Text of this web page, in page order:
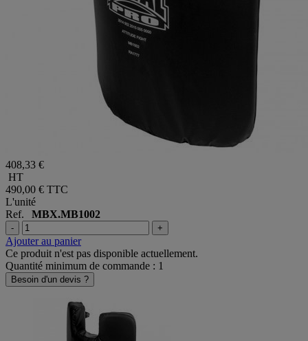
408,33 €
HT
490,00 € TTC
L'unité
Ref. MBX.MB1002
- +
Ajouter au panier
Ce produit n'est pas disponible actuellement.
Quantité minimum de commande : 1
Besoin d'un devis ?